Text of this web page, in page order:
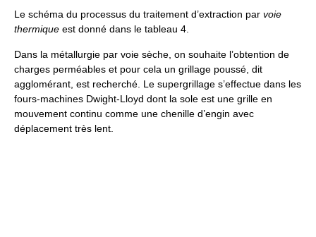
Le schéma du processus du traitement d’extraction par voie
thermique est donné dans le tableau 4.
Dans la métallurgie par voie sèche, on souhaite l’obtention de
charges perméables et pour cela un grillage poussé, dit
agglomérant, est recherché. Le supergrillage s’effectue dans les
fours-machines Dwight-Lloyd dont la sole est une grille en
mouvement continu comme une chenille d’engin avec
déplacement très lent.